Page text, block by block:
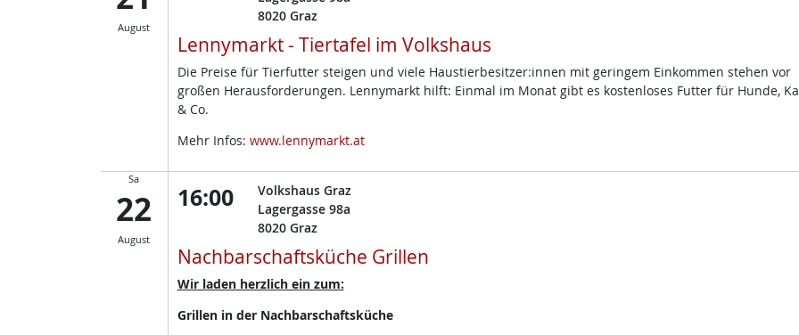
August
8020 Graz
Lennymarkt - Tiertafel im Volkshaus
Die Preise für Tierfutter steigen und viele Haustierbesitzer:innen mit geringem Einkommen stehen vor
großen Herausforderungen. Lennymarkt hilft: Einmal im Monat gibt es kostenloses Futter für Hunde,
& Co.
Mehr Infos: www.lennymarkt.at
Sa
22
August
16:00
Volkshaus Graz
Lagergasse 98a
8020 Graz
Nachbarschaftsküche Grillen
Wir laden herzlich ein zum:
Grillen in der Nachbarschaftsküche